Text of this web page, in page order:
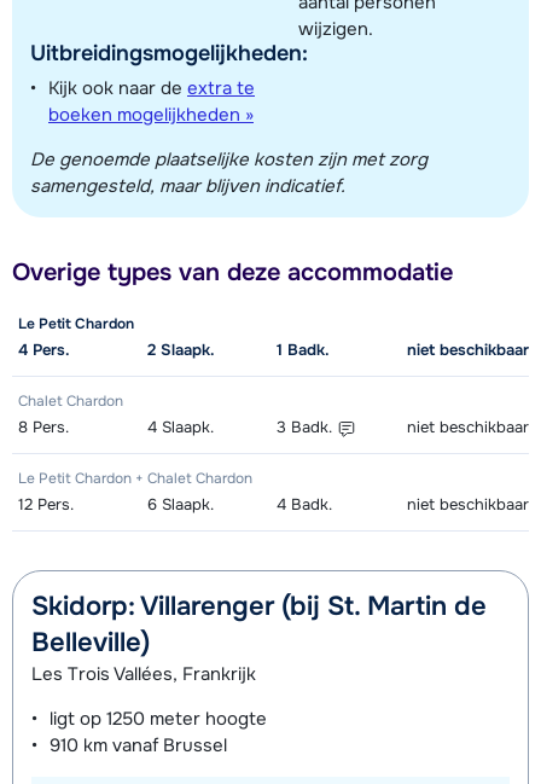
Uitbreidingsmogelijkheden:
Kijk ook naar de extra te
boeken mogelijkheden »
wijzigen.
De genoemde plaatselijke kosten zijn met zorg
samengesteld, maar blijven indicatief.
Overige types van deze accommodatie
Le Petit Chardon
4 Pers. 2 Slaapk. 1 Badk. niet beschikbaar
Chalet Chardon
8 Pers. 4 Slaapk. 3 Badk. niet beschikbaar
Le Petit Chardon + Chalet Chardon
12 Pers. 6 Slaapk. 4 Badk. niet beschikbaar
Skidorp: Villarenger (bij St. Martin de
Belleville)
Les Trois Vallées, Frankrijk
ligt op 1250 meter hoogte
910 km vanaf Brussel